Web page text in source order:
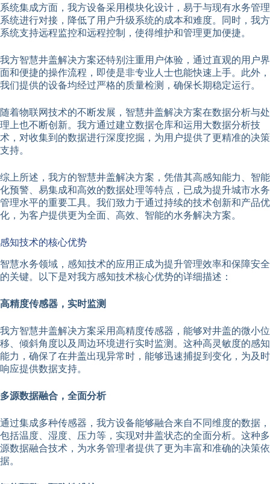
系统集成方面，我方设备采用模块化设计，易于与现有水务管理
系统进行对接，降低了用户升级系统的成本和难度。同时，我方
系统支持远程监控和远程控制，使得维护和管理更加便捷。
我方智慧井盖解决方案还特别注重用户体验，通过直观的用户界
面和便捷的操作流程，即使是非专业人士也能快速上手。此外，
我们提供的设备均经过严格的质量检测，确保长期稳定运行。
随着物联网技术的不断发展，智慧井盖解决方案在数据分析与处
理上也不断创新。我方通过建立数据仓库和运用大数据分析技
术，对收集到的数据进行深度挖掘，为用户提供了更精准的决策
支持。
综上所述，我方的智慧井盖解决方案，凭借其高感知能力、智能
化预警、易集成和高效的数据处理等特点，已成为提升城市水务
管理水平的重要工具。我们致力于通过持续的技术创新和产品优
化，为客户提供更为全面、高效、智能的水务解决方案。
感知技术的核心优势
智慧水务领域，感知技术的应用正成为提升管理效率和保障安全
的关键。以下是对我方感知技术核心优势的详细描述：
高精度传感器，实时监测
我方智慧井盖解决方案采用高精度传感器，能够对井盖的微小位
移、倾斜角度以及周边环境进行实时监测。这种高灵敏度的感知
能力，确保了在井盖出现异常时，能够迅速捕捉到变化，为及时
响应提供数据支持。
多源数据融合，全面分析
通过集成多种传感器，我方设备能够融合来自不同维度的数据，
包括温度、湿度、压力等，实现对井盖状态的全面分析。这种多
源数据融合技术，为水务管理者提供了更为丰富和准确的决策依
据。